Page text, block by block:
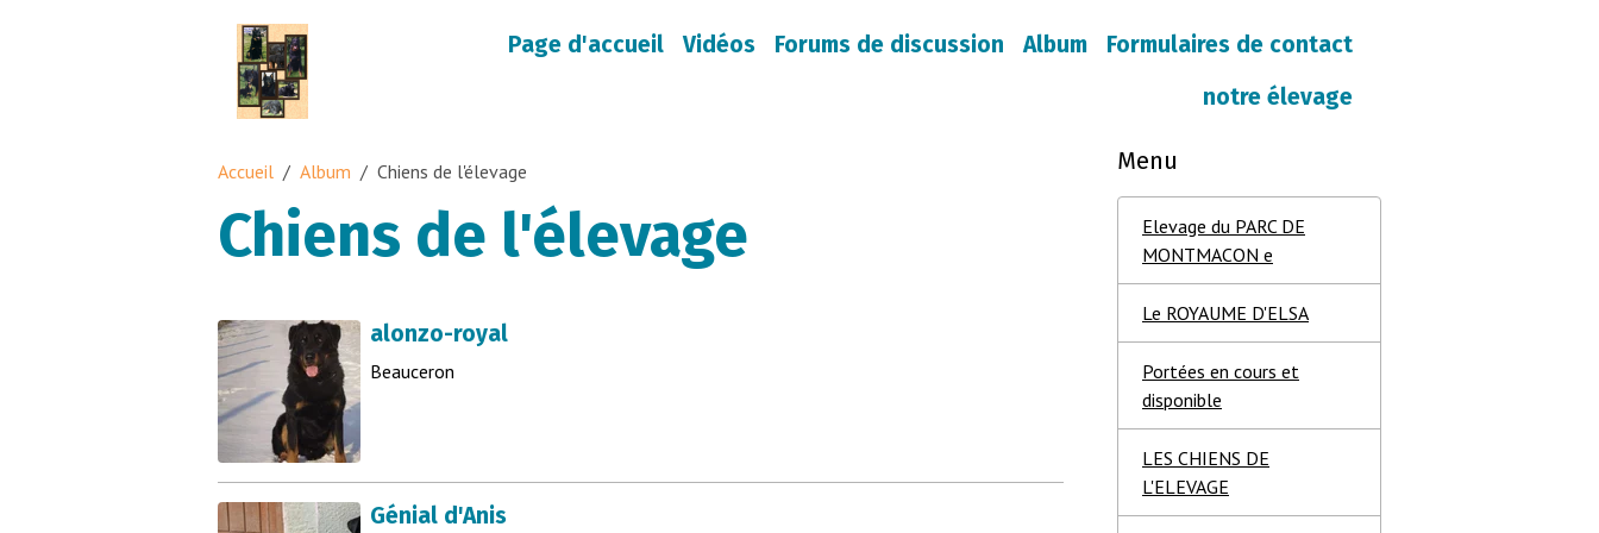
Page d'accueil Vidéos Forums de discussion Album
Formulaires de contact
notre élevage
Accueil Album Chiens de l'élevage
Chiens de l'élevage
alonzo-royal
Beauceron
Génial d'Anis
Menu
Elevage du PARC DE
MONTMACON e
Le ROYAUME D'ELSA
Portées en cours et
disponible
LES CHIENS DE
L'ELEVAGE